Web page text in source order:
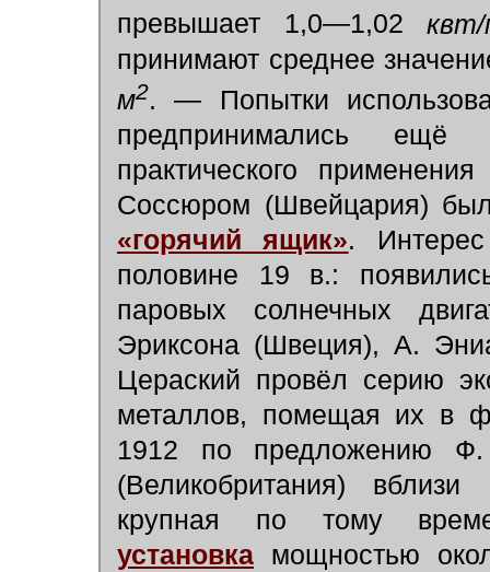
превышает 1,0—1,02
принимают среднее
м2. — Попытки
предпринимались
практического
Соссюром (Швейцария)
«горячий ящик».
половине 19 в.:
паровых солнечных
Эриксона (Швеция), А.
Цераский провёл серию
металлов, помещая их в
1912 по предложению
(Великобритания)
крупная по тому
установка мощностью